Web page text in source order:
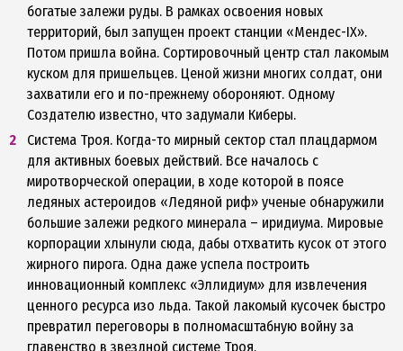
богатые залежи руды. В рамках освоения новых
территорий, был запущен проект станции «Мендес-IX».
Потом пришла война. Сортировочный центр стал лакомым
куском для пришельцев. Ценой жизни многих солдат, они
захватили его и по-прежнему обороняют. Одному
Создателю известно, что задумали Киберы.
Система Троя. Когда-то мирный сектор стал плацдармом
для активных боевых действий. Все началось с
миротворческой операции, в ходе которой в поясе
ледяных астероидов «Ледяной риф» ученые обнаружили
большие залежи редкого минерала – иридиума. Мировые
корпорации хлынули сюда, дабы отхватить кусок от этого
жирного пирога. Одна даже успела построить
инновационный комплекс «Эллидиум» для извлечения
ценного ресурса изо льда. Такой лакомый кусочек быстро
превратил переговоры в полномасштабную войну за
главенство в звездной системе Троя.